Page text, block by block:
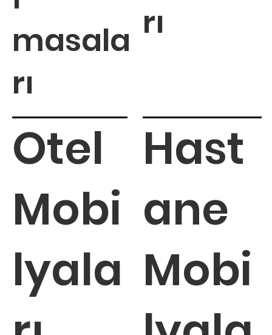
masala
rı
rı
Otel
Mobi
lyala
Hast
ane
Mobi